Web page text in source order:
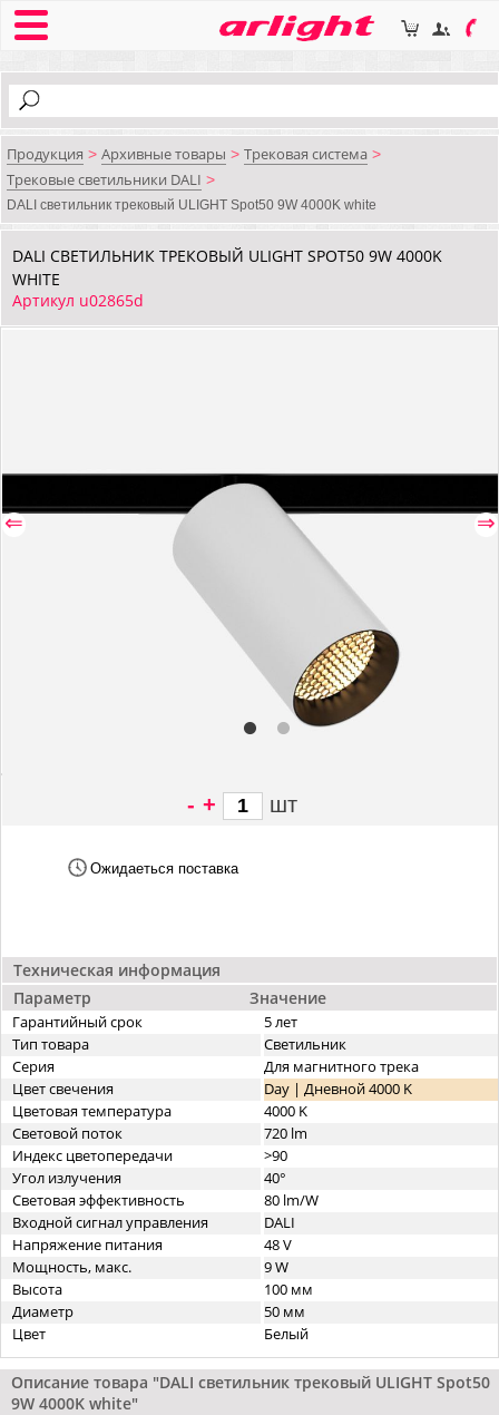
Продукция > Архивные товары > Трековая система >
Трековые светильники DALI >
DALI cветильник трековый ULIGHT Spot50 9W 4000K white
DALI CВЕТИЛЬНИК ТРЕКОВЫЙ ULIGHT SPOT50 9W 4000K
WHITE
Артикул u02865d
⇐ ⇒
Техническая информация
Параметр
Значение
Гарантийный срок
5 лет
Тип товара
Светильник
Серия
Для магнитного трека
Цвет свечения
Day | Дневной 4000 K
Цветовая температура
4000 K
Световой поток
720 lm
Индекс цветопередачи
>90
Угол излучения
40°
Световая эффективность
80 lm/W
Входной сигнал управления
DALI
Напряжение питания
48 V
Мощность, макс.
9 W
Высота
100 мм
Диаметр
50 мм
Цвет
Белый
- + шт
Ожидаеться поставка
Описание товара "DALI cветильник трековый ULIGHT Spot50
9W 4000K white"